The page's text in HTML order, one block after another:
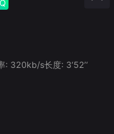
: 320kb/s长度: 3‘52’‘